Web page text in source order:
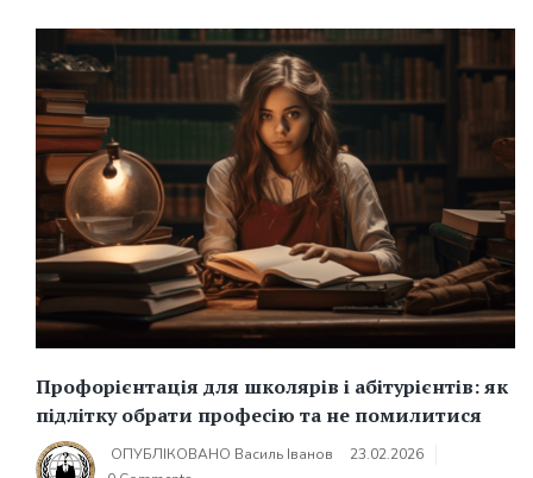
Профорієнтація для школярів і абітурієнтів: як
підлітку обрати професію та не помилитися
ОПУБЛІКОВАНО Василь Іванов
23.02.2026